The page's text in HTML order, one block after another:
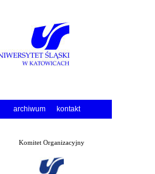
archiwum kontakt
Komitet Organizacyjny